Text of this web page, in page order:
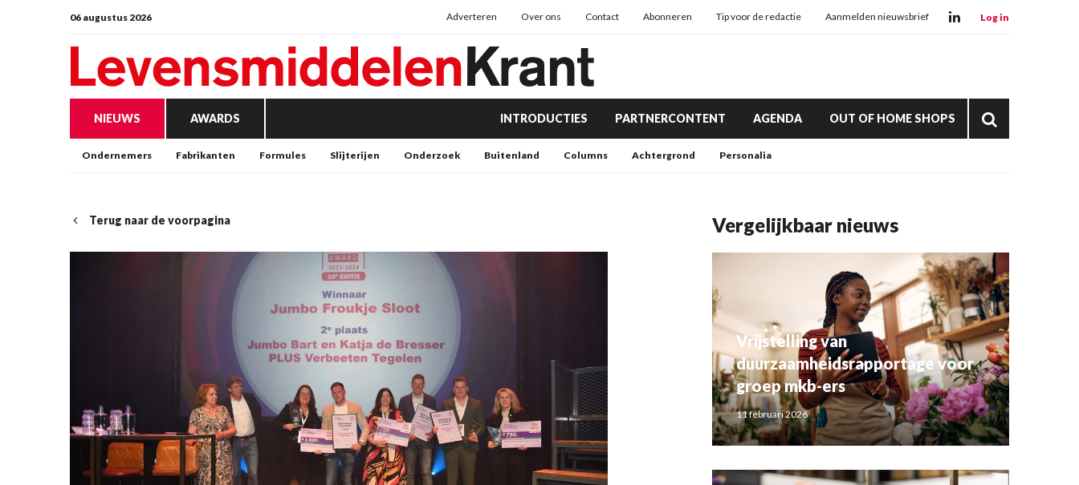
06 augustus 2026 Adverteren Over ons Contact Abonneren Tip voor de redactie Aanmelden nieuwsbrief Log in
NIEUWS AWARDS INTRODUCTIES PARTNERCONTENT AGENDA OUT OF HOME SHOPS
Ondernemers Fabrikanten Formules Slijterijen Onderzoek Buitenland Columns Achtergrond Personalia
Terug naar de voorpagina Vergelijkbaar nieuws
Vrijstelling van
duurzaamheidsrapportage voor
groep mkb-ers
11 februari 2026